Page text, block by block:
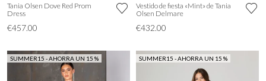
Tania Olsen Dove Red Prom
Dress
€457.00
Vestido de fiesta «Mint» de Tania
Olsen Delmare
€432.00
SUMMER15 - AHORRA UN 15 % SUMMER15 - AHORRA UN 15 %